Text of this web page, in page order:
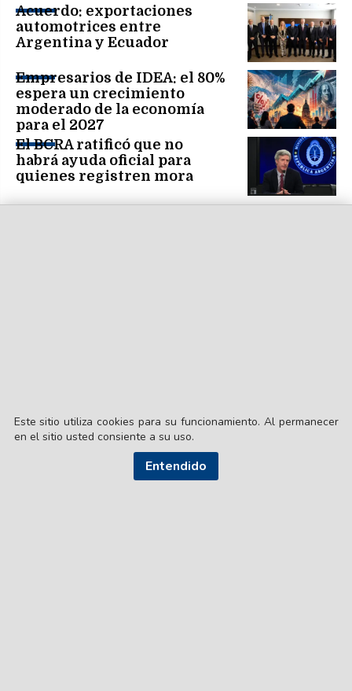
Acuerdo: exportaciones
automotrices entre
Argentina y Ecuador
Empresarios de IDEA: el 80%
espera un crecimiento
moderado de la economía
para el 2027
El BCRA ratificó que no
habrá ayuda oficial para
quienes registren mora
Este sitio utiliza cookies para su funcionamiento. Al permanecer
en el sitio usted consiente a su uso.
Entendido